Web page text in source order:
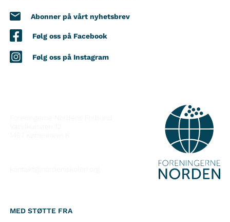
Abonner på vårt nyhetsbrev
Følg oss på Facebook
Følg oss på Instagram
MED STØTTE FRA